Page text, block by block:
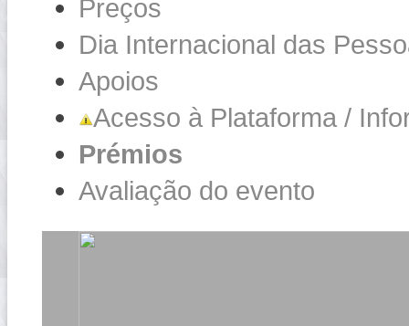
Preços
Dia Internacional das
Apoios
Acesso à Plataforma /
Prémios
Avaliação do evento